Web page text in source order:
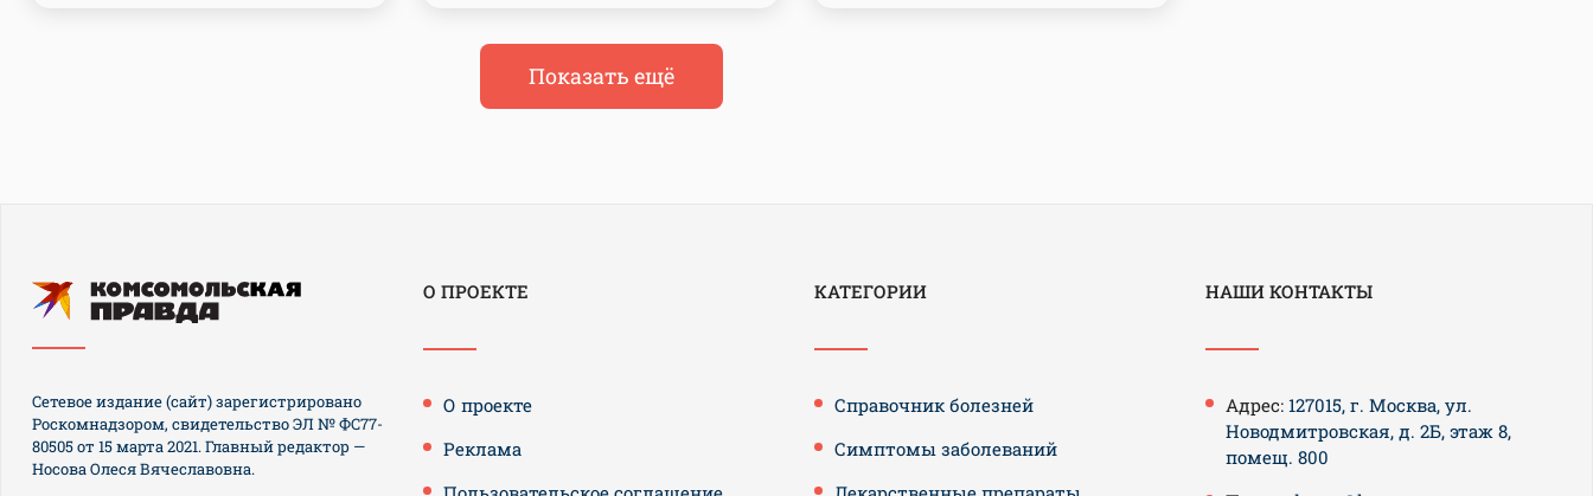
Показать ещё
О ПРОЕКТЕ
О проекте
Реклама
КАТЕГОРИИ
Справочник болезней
Симптомы заболеваний
НАШИ КОНТАКТЫ
Адрес: 127015, г. Москва, ул.
Новодмитровская, д. 2Б, этаж 8,
помещ. 800
Сетевое издание (сайт) зарегистрировано
Роскомнадзором, свидетельство ЭЛ № ФС77-
80505 от 15 марта 2021. Главный редактор —
Носова Олеся Вячеславовна.